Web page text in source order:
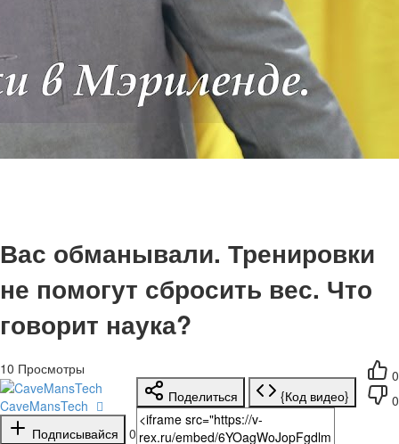
Вас обманывали. Тренировки
не помогут сбросить вес. Что
говорит наука?
0
0
10 Просмотры
CaveMansTech
Подписывайся
0
Поделиться {Код видео}